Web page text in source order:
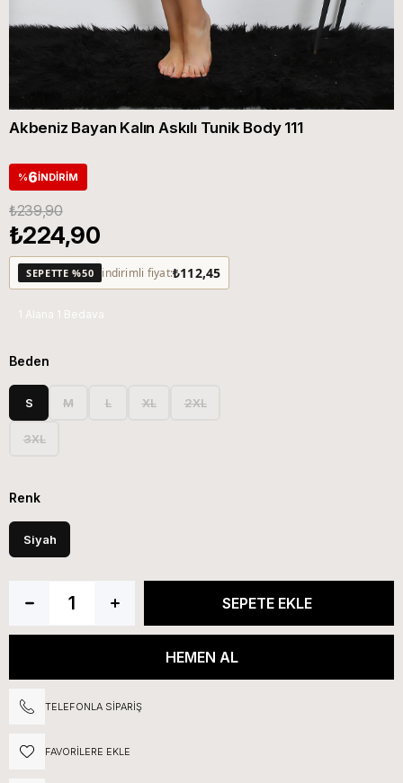
Akbeniz Bayan Kalın Askılı Tunik Body 111
%6İNDIRIM
₺239,90
₺224,90
SEPETTE %50 indirimli fiyat:₺112,45
1 Alana 1 Bedava
Beden
S M L XL 2XL
3XL
Renk
Siyah
TELEFONLA SIPARIŞ
FAVORILERE EKLE